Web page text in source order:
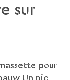
sur
pour
Un pic